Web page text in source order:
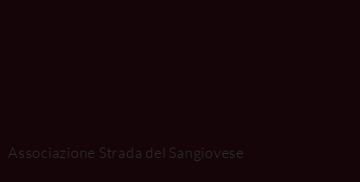
Associazione Strada del Sangiovese